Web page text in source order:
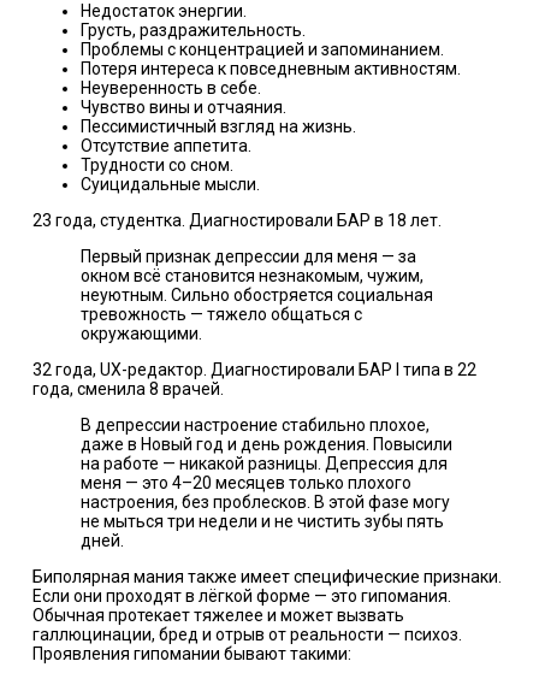
Недостаток энергии.
Грусть, раздражительность.
Проблемы с концентрацией и запоминанием.
Потеря интереса к повседневным активностям.
Неуверенность в себе.
Чувство вины и отчаяния.
Пессимистичный взгляд на жизнь.
Отсутствие аппетита.
Трудности со сном.
Суицидальные мысли.
23 года, студентка. Диагностировали БАР в 18 лет.
Первый признак депрессии для меня — за
окном всё становится незнакомым, чужим,
неуютным. Сильно обостряется социальная
тревожность — тяжело общаться с
окружающими.
32 года, UX-редактор. Диагностировали БАР I типа в 22
года, сменила 8 врачей.
В депрессии настроение стабильно плохое,
даже в Новый год и день рождения. Повысили
на работе — никакой разницы. Депрессия для
меня — это 4–20 месяцев только плохого
настроения, без проблесков. В этой фазе могу
не мыться три недели и не чистить зубы пять
дней.
Биполярная мания также имеет специфические признаки.
Если они проходят в лёгкой форме — это гипомания.
Обычная протекает тяжелее и может вызвать
галлюцинации, бред и отрыв от реальности — психоз.
Проявления гипомании бываюттакими: